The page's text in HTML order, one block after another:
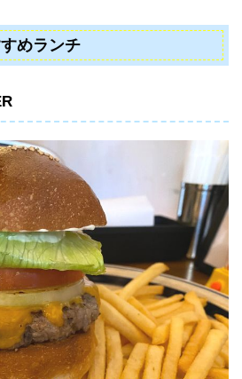
めランチ